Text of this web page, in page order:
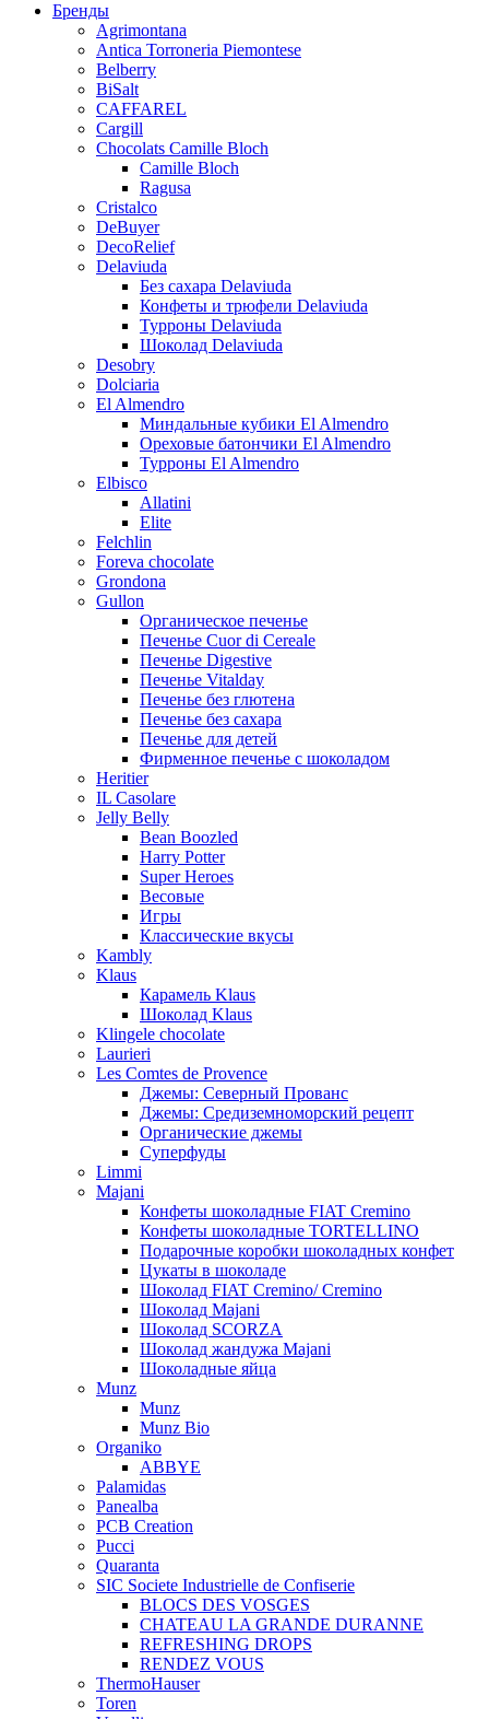
Бренды
Agrimontana
Antica Torroneria Piemontese
Belberry
BiSalt
CAFFAREL
Cargill
Chocolats Camille Bloch
Camille Bloch
Ragusa
Cristalco
DeBuyer
DecoRelief
Delaviuda
Без сахара Delaviuda
Конфеты и трюфели Delaviuda
Турроны Delaviuda
Шоколад Delaviuda
Desobry
Dolciaria
El Almendro
Миндальные кубики El Almendro
Ореховые батончики El Almendro
Турроны El Almendro
Elbisco
Allatini
Elite
Felchlin
Foreva chocolate
Grondona
Gullon
Органическое печенье
Печенье Cuor di Cereale
Печенье Digestive
Печенье Vitalday
Печенье без глютена
Печенье без сахара
Печенье для детей
Фирменное печенье с шоколадом
Heritier
IL Casolare
Jelly Belly
Bean Boozled
Harry Potter
Super Heroes
Весовые
Игры
Классические вкусы
Kambly
Klaus
Карамель Klaus
Шоколад Klaus
Klingele chocolate
Laurieri
Les Comtes de Provence
Джемы: Северный Прованс
Джемы: Средиземноморский рецепт
Органические джемы
Суперфуды
Limmi
Majani
Конфеты шоколадные FIAT Cremino
Конфеты шоколадные TORTELLINO
Подарочные коробки шоколадных конфет
Цукаты в шоколаде
Шоколад FIAT Cremino/ Cremino
Шоколад Majani
Шоколад SCORZA
Шоколад жандужа Majani
Шоколадные яйца
Munz
Munz
Munz Bio
Organiko
ABBYE
Palamidas
Panealba
PCB Creation
Pucci
Quaranta
SIC Societe Industrielle de Confiserie
BLOCS DES VOSGES
CHATEAU LA GRANDE DURANNE
REFRESHING DROPS
RENDEZ VOUS
ThermoHauser
Toren